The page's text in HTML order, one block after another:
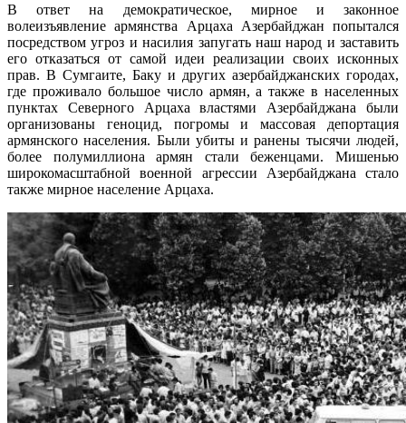
В ответ на демократическое, мирное и законное
волеизъявление армянства Арцаха Азербайджан попытался
посредством угроз и насилия запугать наш народ и заставить
его отказаться от самой идеи реализации своих исконных
прав. В Сумгаите, Баку и других азербайджанских городах,
где проживало большое число армян, а также в населенных
пунктах Северного Арцаха властями Азербайджана были
организованы геноцид, погромы и массовая депортация
армянского населения. Были убиты и ранены тысячи людей,
более полумиллиона армян стали беженцами. Мишенью
широкомасштабной военной агрессии Азербайджана стало
также мирное население Арцаха.